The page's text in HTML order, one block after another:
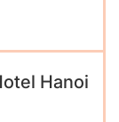
Hanoi